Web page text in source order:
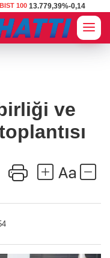
USD 47,6787%0,18
ve